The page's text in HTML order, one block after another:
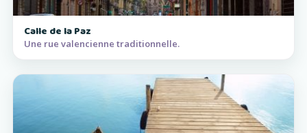
Calle de la Paz
Une rue valencienne traditionnelle.